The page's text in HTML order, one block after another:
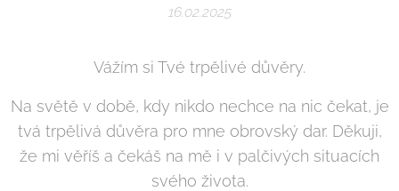
16.02.2025
Vážím si Tvé trpělivé důvěry.
Na světě v době, kdy nikdo nechce na nic čekat, je
tvá trpělivá důvěra pro mne obrovský dar. Děkuji,
že mi věříš a čekáš na mě i v palčivých situacích
svého života.